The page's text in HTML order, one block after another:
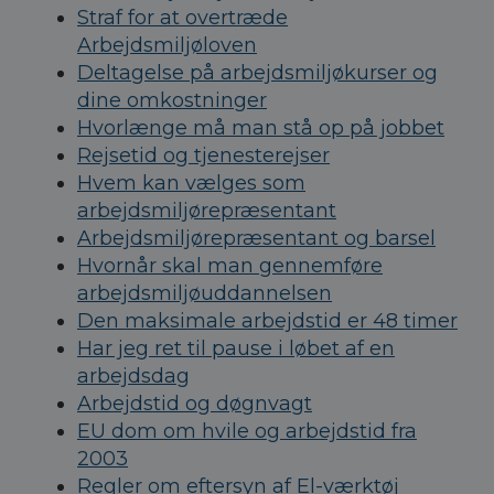
Straf for at overtræde
Arbejdsmiljøloven
Deltagelse på arbejdsmiljøkurser og
dine omkostninger
Hvorlænge må man stå op på jobbet
Rejsetid og tjenesterejser
Hvem kan vælges som
arbejdsmiljørepræsentant
Arbejdsmiljørepræsentant og barsel
Hvornår skal man gennemføre
arbejdsmiljøuddannelsen
Den maksimale arbejdstid er 48 timer
Har jeg ret til pause i løbet af en
arbejdsdag
Arbejdstid og døgnvagt
EU dom om hvile og arbejdstid fra
2003
Regler om eftersyn af El-værktøj